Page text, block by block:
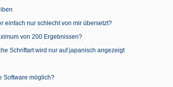
einfach nur schlecht von mir übersetzt?
von 200 Ergebnissen?
Schriftart wird nur auf japanisch angezeigt
Software möglich?